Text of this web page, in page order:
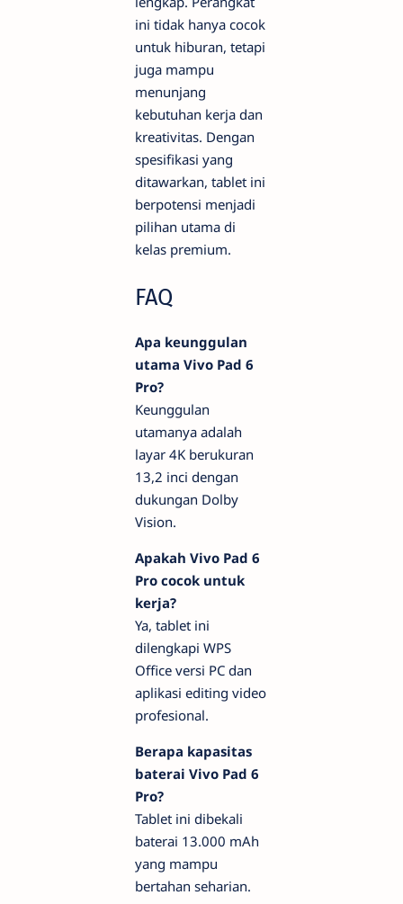
ini tidak hanya cocok
untuk hiburan, tetapi
juga mampu
menunjang
kebutuhan kerja dan
kreativitas. Dengan
spesifikasi yang
ditawarkan, tablet ini
berpotensi menjadi
pilihan utama di
kelas premium.
FAQ
Apa keunggulan
utama Vivo Pad 6
Pro?
Keunggulan
utamanya adalah
layar 4K berukuran
13,2 inci dengan
dukungan Dolby
Vision.
Apakah Vivo Pad 6
Pro cocok untuk
kerja?
Ya, tablet ini
dilengkapi WPS
Office versi PC dan
aplikasi editing video
profesional.
Berapa kapasitas
baterai Vivo Pad 6
Pro?
Tablet ini dibekali
baterai 13.000 mAh
yang mampu
bertahan seharian.